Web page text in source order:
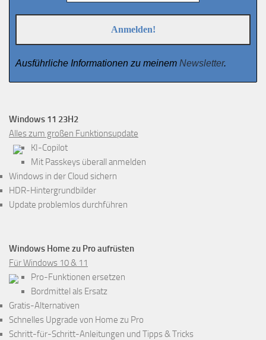
Ausführliche Informationen zu meinem Newsletter.
Windows 11 23H2
Alles zum großen Funktionsupdate
KI-Copilot
Mit Passkeys überall anmelden
Windows in der Cloud sichern
HDR-Hintergrundbilder
Update problemlos durchführen
Windows Home zu Pro aufrüsten
Für Windows 10 & 11
Pro-Funktionen ersetzen
Bordmittel als Ersatz
Gratis-Alternativen
Schnelles Upgrade von Home zu Pro
Schritt-für-Schritt-Anleitungen und Tipps & Tricks